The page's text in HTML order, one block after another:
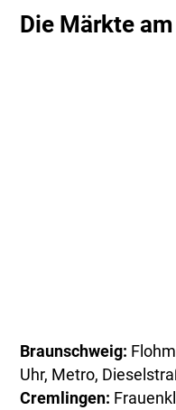
Die Märkte
Braunschweig:
Uhr, Metro,
Cremlingen: